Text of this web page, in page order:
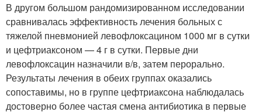
В другом большом рандомизированном исследовании
сравнивалась эффективность лечения больных с
тяжелой пневмонией левофлоксацином 1000 мг в сутки
и цефтриаксоном — 4 г в сутки. Первые дни
левофлоксацин назначили в/в, затем перорально.
Результаты лечения в обеих группах оказались
сопоставимы, но в группе цефтриаксона наблюдалась
достоверно более частая смена антибиотика в первые